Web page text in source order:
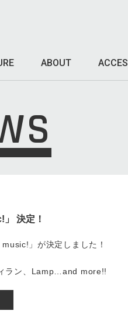
ABOUT
決定！
」が決定しました！
ラン、Lamp…and more!!